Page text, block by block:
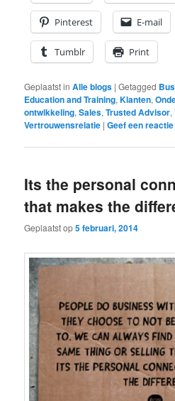
Pinterest E-mail
Tumblr Print
Geplaatst in Alle blogs |Getagged
Education and Training,Klanten,
ontwikkeling,Sales,Trusted Advisor,
Vertrouwensrelatie |Geef een reactie
Its the personal
that makes the
Geplaatst op5 februari, 2014